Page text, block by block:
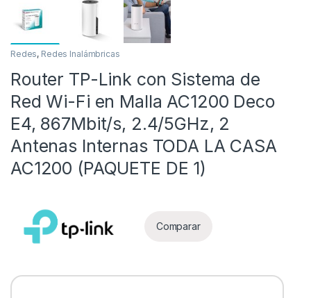
Redes, Redes Inalámbricas
Router TP-Link con Sistema de
Red Wi-Fi en Malla AC1200 Deco
E4, 867Mbit/s, 2.4/5GHz, 2
Antenas Internas TODA LA CASA
AC1200 (PAQUETE DE 1)
Comparar